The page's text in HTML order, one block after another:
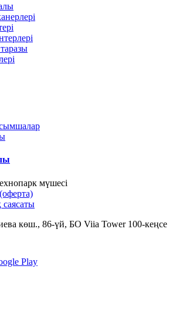
мүшесі
көш., 86-үй, БО Viia Tower 100-кеңсе
Play